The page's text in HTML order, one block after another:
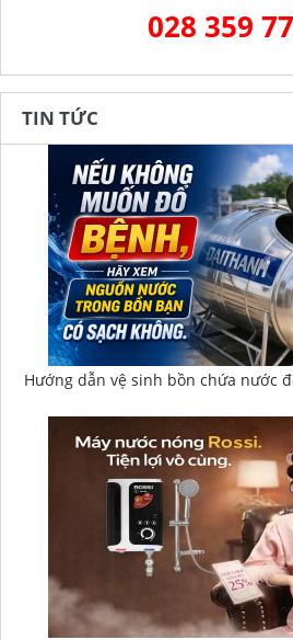
028 359
TIN TỨC
Hướng dẫn vệ sinh bồn chứa nước